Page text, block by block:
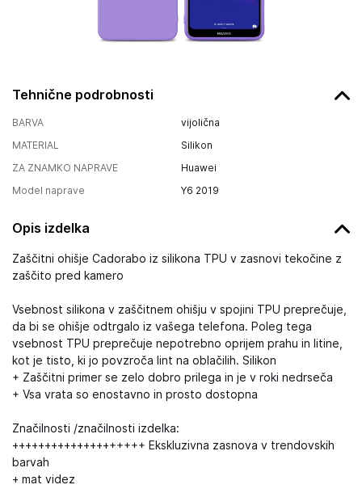
Tehnične podrobnosti
BARVA
vijolična
MATERIAL
Silikon
ZA ZNAMKO NAPRAVE
Huawei
Model naprave
Y6 2019
Opis izdelka
Zaščitni ohišje Cadorabo iz silikona TPU v zasnovi tekočine z
zaščito pred kamero
Vsebnost silikona v zaščitnem ohišju v spojini TPU preprečuje,
da bi se ohišje odtrgalo iz vašega telefona. Poleg tega
vsebnost TPU preprečuje nepotrebno oprijem prahu in litine,
kot je tisto, ki jo povzroča lint na oblačilih. Silikon
+ Zaščitni primer se zelo dobro prilega in je v roki nedrseča
+ Vsa vrata so enostavno in prosto dostopna
Značilnosti /značilnosti izdelka:
++++++++++++++++++++ Ekskluzivna zasnova v trendovskih
barvah
+ mat videz